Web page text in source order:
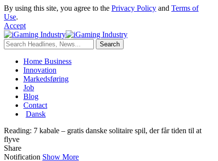
By using this site, you agree to the Privacy Policy and Terms of
Use.
Accept
Home Business
Innovation
Markedsføring
Job
Blog
Contact
Dansk
Reading: 7 kabale – gratis danske solitaire spil, der får tiden til at
flyve
Share
Notification Show More